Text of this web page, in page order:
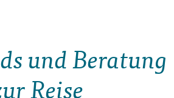
und Beratung
Reise